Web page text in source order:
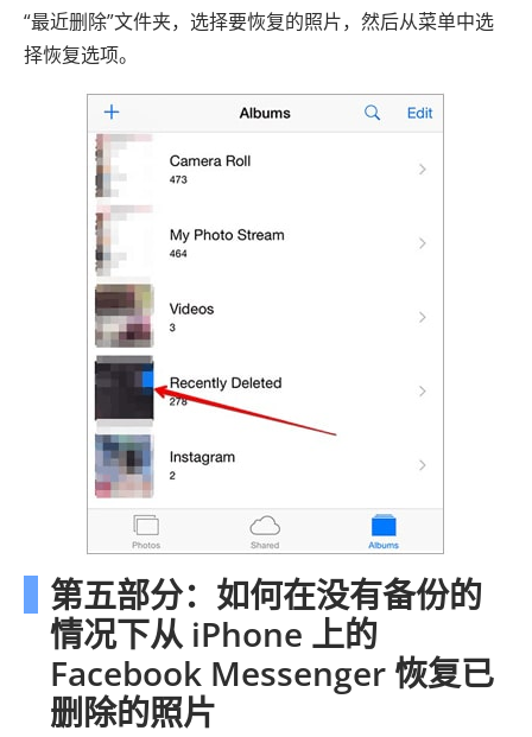
“最近删除”文件夹，选择要恢复的照片，然后从菜单中选
择恢复选项。
第五部分：如何在没有备份的
情况下从 iPhone 上的
Facebook Messenger 恢复已
删除的照片